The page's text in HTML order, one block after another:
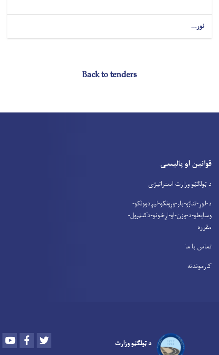
نور...
Back to tenders
قوانین او پالیسۍ
د ټولګټو وزارت استراتیژی
د-لوړ-تناژو-بار-وړونکو-لیږدوونکو-
وسایطو-د-وزن-او-اړخونو-دکنټرول-
مقرره
تماس با ما
کارموندنه
د ټولګټو وزارت Youtube Facebook